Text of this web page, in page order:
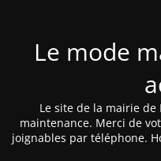
Le mode
Le site de la mairie de
maintenance. Merci de
joignables par téléphone.